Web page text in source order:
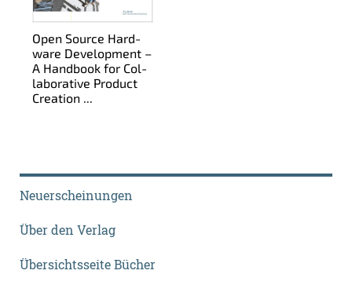
Open Sour­ce Hard­
ware De­ve­lop­ment –
A Hand­book for Col­
la­bo­ra­ti­ve Pro­duct
Crea­ti­on ...
Neuerscheinungen
Über den Verlag
Übersichtsseite Bücher